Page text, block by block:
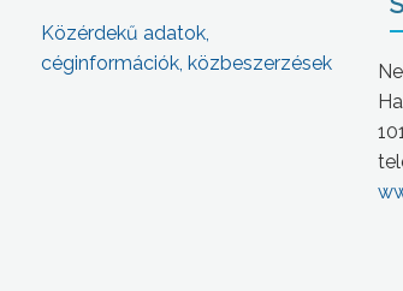
Közérdekű adatok,
céginformációk, közbeszerzések